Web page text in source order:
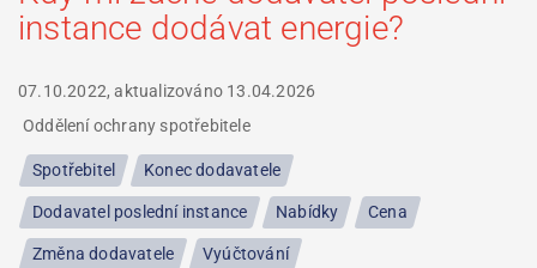
instance dodávat energie?
07.10.2022, aktualizováno 13.04.2026
Oddělení ochrany spotřebitele
Spotřebitel Konec dodavatele
Dodavatel poslední instance Nabídky Cena
Změna dodavatele Vyúčtování